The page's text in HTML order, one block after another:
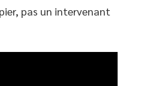
pas un intervenant